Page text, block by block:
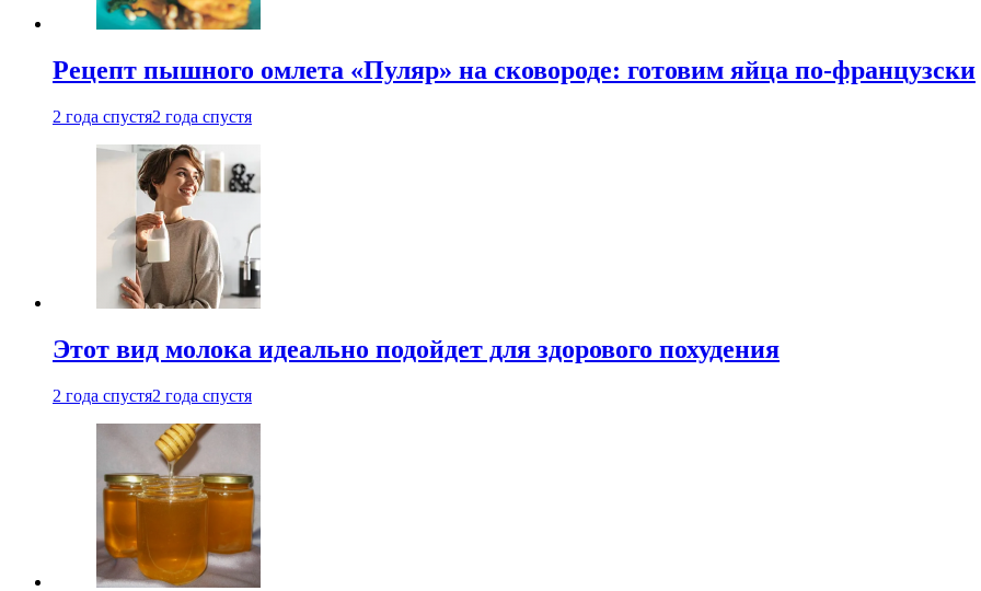
Рецепт пышного омлета «Пуляр» на сковороде: готовим яйца по-французски
2 года спустя2 года спустя
Этот вид молока идеально подойдет для здорового похудения
2 года спустя2 года спустя